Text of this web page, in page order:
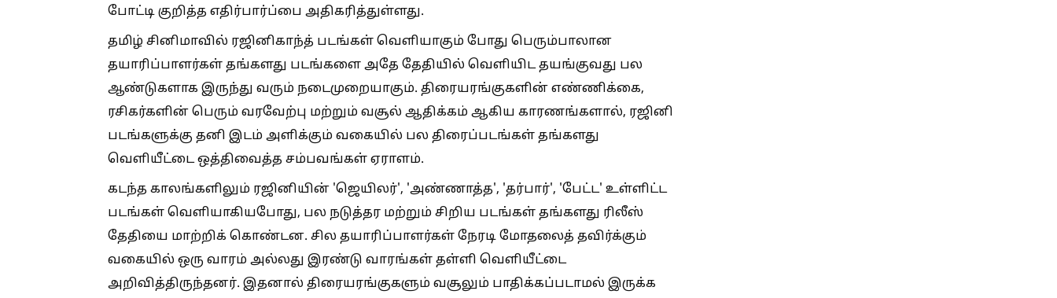
போட்டி குறித்த எதிர்பார்ப்பை அதிகரித்துள்ளது.
தமிழ் சினிமாவில் ரஜினிகாந்த் படங்கள் வெளியாகும் போது பெரும்பாலான
தயாரிப்பாளர்கள் தங்களது படங்களை அதே தேதியில் வெளியிட தயங்குவது பல
ஆண்டுகளாக இருந்து வரும் நடைமுறையாகும். திரையரங்குகளின் எண்ணிக்கை,
ரசிகர்களின் பெரும் வரவேற்பு மற்றும் வசூல் ஆதிக்கம் ஆகிய காரணங்களால், ரஜினி
படங்களுக்கு தனி இடம் அளிக்கும் வகையில் பல திரைப்படங்கள் தங்களது
வெளியீட்டை ஒத்திவைத்த சம்பவங்கள் ஏராளம்.
கடந்த காலங்களிலும் ரஜினியின் 'ஜெயிலர்', 'அண்ணாத்த', 'தர்பார்', 'பேட்ட' உள்ளிட்ட
படங்கள் வெளியாகியபோது, பல நடுத்தர மற்றும் சிறிய படங்கள் தங்களது ரிலீஸ்
தேதியை மாற்றிக் கொண்டன. சில தயாரிப்பாளர்கள் நேரடி மோதலைத் தவிர்க்கும்
வகையில் ஒரு வாரம் அல்லது இரண்டு வாரங்கள் தள்ளி வெளியீட்டை
அறிவித்திருந்தனர். இதனால் திரையரங்குகளும் வசூலும் பாதிக்கப்படாமல் இருக்க